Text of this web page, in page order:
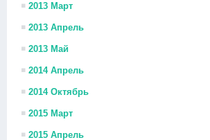
2013 Март
2013 Апрель
2013 Май
2014 Апрель
2014 Октябрь
2015 Март
2015 Апрель